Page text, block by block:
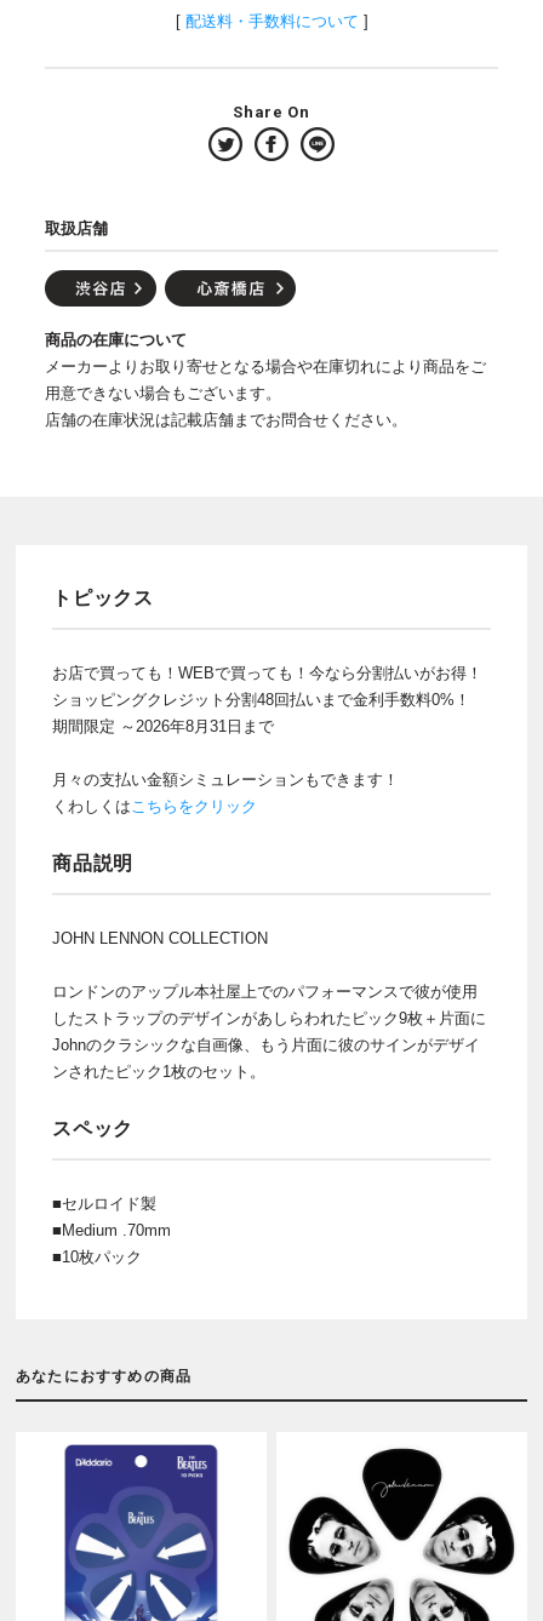
[ 配送料・手数料について ]
Share On
取扱店舗
商品の在庫について
メーカーよりお取り寄せとなる場合や在庫切れにより商品をご
用意できない場合もございます。
店舗の在庫状況は記載店舗までお問合せください。
トピックス
お店で買っても！WEBで買っても！今なら分割払いがお得！
ショッピングクレジット分割48回払いまで金利手数料0%！
期間限定 ～2026年8月31日まで
月々の支払い金額シミュレーションもできます！
くわしくはこちらをクリック
商品説明
JOHN LENNON COLLECTION
ロンドンのアップル本社屋上でのパフォーマンスで彼が使用
したストラップのデザインがあしらわれたピック9枚＋片面に
Johnのクラシックな自画像、もう片面に彼のサインがデザイ
ンされたピック1枚のセット。
スペック
■セルロイド製
■Medium .70mm
■10枚パック
あなたにおすすめの商品